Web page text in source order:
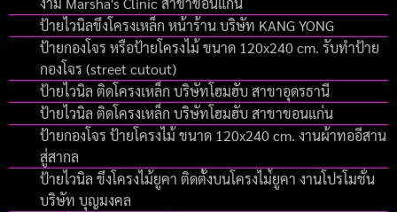
ป้ายไวนิลขึงโครงเหล็ก หน้าร้าน บริษัท KANG YONG
ป้ายกองโจร หรือป้ายโครงไม้ ขนาด 120x240 cm. รับทำป้าย
กองโจร (street cutout)
ป้ายไวนิล ติดโครงเหล็ก บริษัทโฮมฮับ สาขาอุดรธานี
ป้ายไวนิล ติดโครงเหล็ก บริษัทโฮมฮับ สาขาขอนแก่น
ป้ายกองโจร ป้ายโครงไม้ ขนาด 120x240 cm. งานผ้าทออีสาน
สู่สากล
ป้ายไวนิล ขึงโครงไม้ยูคา ติดตั้งบนโครงไม่้ยูคา งานโปรโมชั่น
บริษัท บุญมงคล